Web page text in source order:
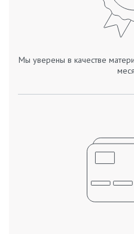
Мы уверены в качестве